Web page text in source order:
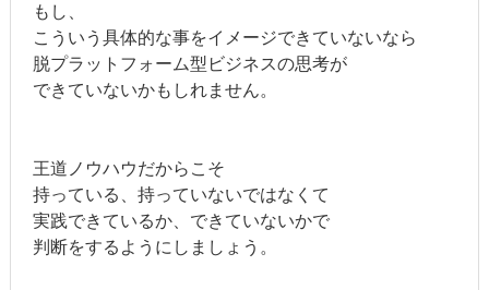
もし、
こういう具体的な事をイメージできていないなら
脱プラットフォーム型ビジネスの思考が
できていないかもしれません。
王道ノウハウだからこそ
持っている、持っていないではなくて
実践できているか、できていないかで
判断をするようにしましょう。